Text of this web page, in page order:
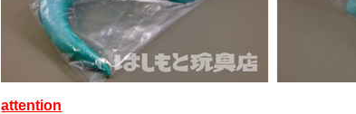
attention